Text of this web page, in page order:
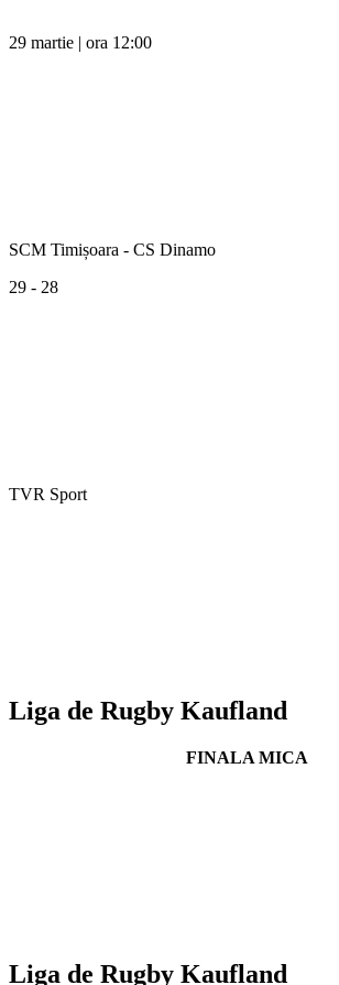
29 martie | ora 12:00
SCM Timișoara - CS Dinamo
29 - 28
TVR Sport
Liga de Rugby Kaufland
FINALA MICA
Liga de Rugby Kaufland